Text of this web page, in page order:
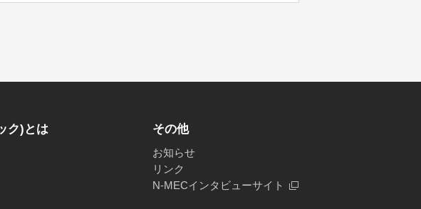
ク)とは その他
お知らせ
リンク
N-MECインタビューサイト